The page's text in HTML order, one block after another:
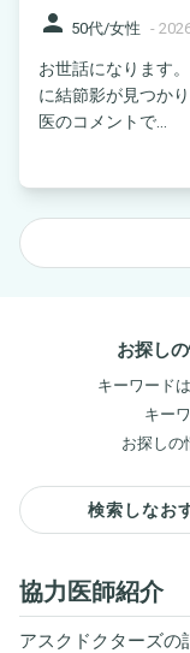
person 50代/女性 -
お世話になります
に結節影が見つかりました。 1・6センチ
医のコメントで...
お探し
キーワード
キー
お探しの
検索しなお
協力医師紹介
アスクドクターズの